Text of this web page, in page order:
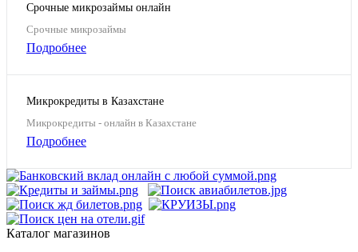
Срочные микрозаймы онлайн
Срочные микрозаймы
Подробнее
Микрокредиты в Казахстане
Микрокредиты - онлайн в Казахстане
Подробнее
Каталог магазинов